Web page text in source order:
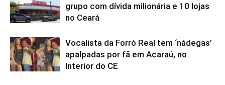
grupo com dívida milionária e 10 lojas
no Ceará
Vocalista da Forró Real tem ‘nádegas’
apalpadas por fã em Acaraú, no
Interior do CE